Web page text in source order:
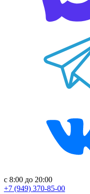
c 8:00 до 20:00
+7 (949) 370-85-00